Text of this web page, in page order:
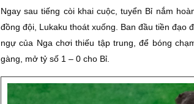
Ngay sau tiếng còi khai cuộc, tuyển Bỉ nắm
đồng đội, Lukaku thoát xuống. Ban đầu tiền đạo
ngự của Nga chơi thiếu tập trung, để bóng
gàng, mở tỷ số 1 – 0 cho Bỉ.